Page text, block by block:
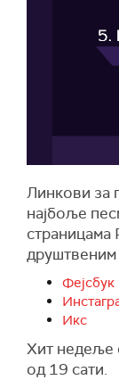
Линкови за
најбоље
страницама
Фејсбук
Икс
Хит недеље
од 19 сати.